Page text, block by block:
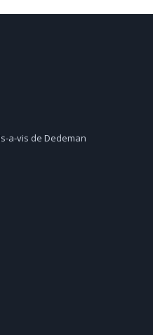
a-vis de Dedeman